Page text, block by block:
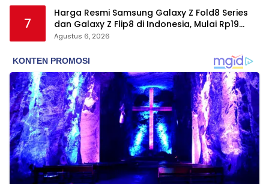
7
Harga Resmi Samsung Galaxy Z Fold8 Series
dan Galaxy Z Flip8 di Indonesia, Mulai Rp19
Jutaan
Agustus 6, 2026